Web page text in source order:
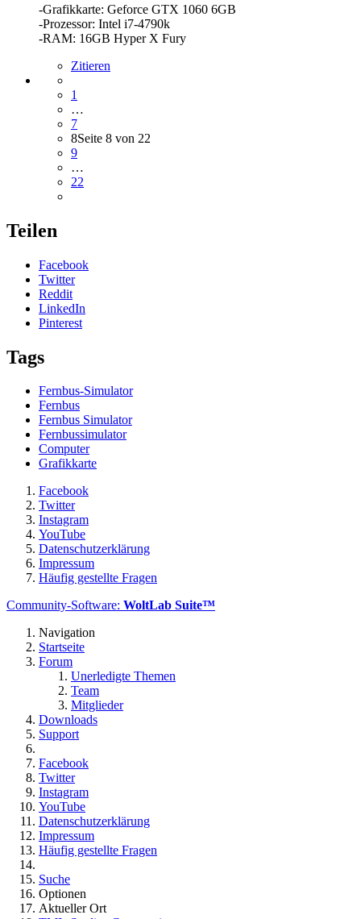
-Grafikkarte: Geforce GTX 1060 6GB
-Prozessor: Intel i7-4790k
-RAM: 16GB Hyper X Fury
Zitieren
1
…
7
8Seite 8 von 22
9
…
22
Teilen
Facebook
Twitter
Reddit
LinkedIn
Pinterest
Tags
Fernbus-Simulator
Fernbus
Fernbus Simulator
Fernbussimulator
Computer
Grafikkarte
Facebook
Twitter
Instagram
YouTube
Datenschutzerklärung
Impressum
Häufig gestellte Fragen
Community-Software: WoltLab Suite™
Navigation
Startseite
Forum
Unerledigte Themen
Team
Mitglieder
Downloads
Support
Facebook
Twitter
Instagram
YouTube
Datenschutzerklärung
Impressum
Häufig gestellte Fragen
Suche
Optionen
Aktueller Ort